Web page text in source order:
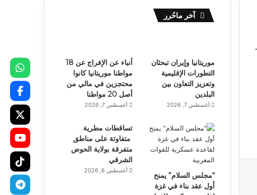
آخر ماحُرر
موريتانيا وإيران تبحثان
التطورات الإقليمية
وتعزيز التعاون بين
البلدين
أغسطس 7, 2026
أنباء عن الإفراج عن 18
مواطنا موريتانيا كانوا
محتجزين في مالي من
أصل 20 مواطنا
أغسطس 7, 2026
“مجلس السلام” يمنح
أول عقد بناء في غزة
تساقطات مطرية
متفاوتة على مناطق
متفرقة بولاية الحوض
الشرقي
أغسطس 6, 2026